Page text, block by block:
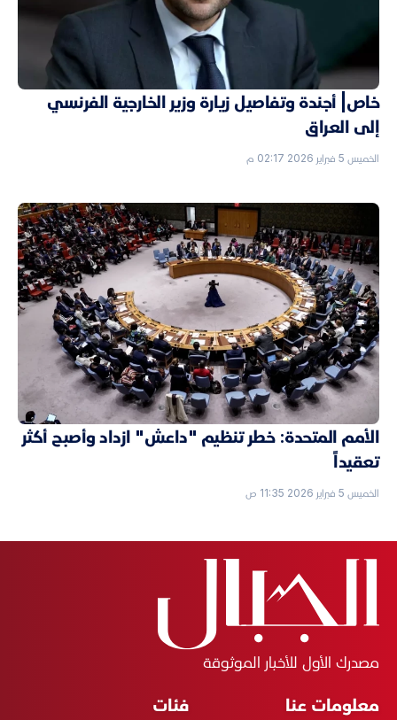
خاص| أجندة وتفاصيل زيارة وزير الخارجية الفرنسي
إلى العراق
الخميس 5 فبراير 2026 02:17 م
الأمم المتحدة: خطر تنظيم "داعش" ازداد وأصبح أكثر
تعقيداً
الخميس 5 فبراير 2026 11:35 ص
مصدرك الأول للأخبار الموثوقة
معلومات عنا فئات